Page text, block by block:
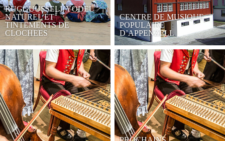
RUGGUUSSELI, YODEL
NATUREL ET
TINTEMENTS DE
CLOCHEES
CENTRE DE MUSIQUE
POPULAIRE
D’APPENZELL